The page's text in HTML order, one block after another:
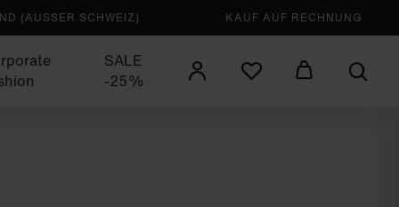
(AUSSER SCHWEIZ) KAUF AUF RECHNUNG
SALE
-25%